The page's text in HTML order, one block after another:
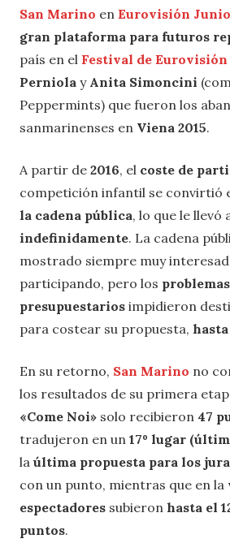
San Marino en Eurovisión
gran plataforma para futuros
país en el Festival de Eurovisión
Perniola y Anita Simoncini
Peppermints) que fueron los
sanmarinenses en Viena 2015.
A partir de 2016, el coste de
competición infantil se convirtió
la cadena pública, lo que le llevó
indefinidamente. La cadena
mostrado siempre muy
participando, pero los
presupuestarios impidieron
para costear su propuesta, hasta
En su retorno, San Marino no
los resultados de su primera
«Come Noi» solo recibieron 47
tradujeron en un 17º lugar
la última propuesta para los
con un punto, mientras que en la
espectadores subieron hasta el
puntos.